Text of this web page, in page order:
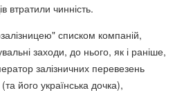
втратили чинність.
списком компаній,
заходи, до нього, як і раніше,
залізничних перевезень
його українська дочка),